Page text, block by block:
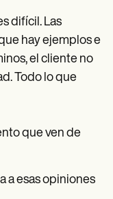
difícil. Las
hay ejemplos e
el cliente no
Todo lo que
que ven de
a esas opiniones